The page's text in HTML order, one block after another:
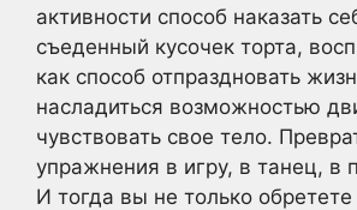
активности способ наказать
съеденный кусочек торта,
как способ отпраздновать
насладиться возможностью
чувствовать свое тело.
упражнения в игру, в танец, в
И тогда вы не только обретете